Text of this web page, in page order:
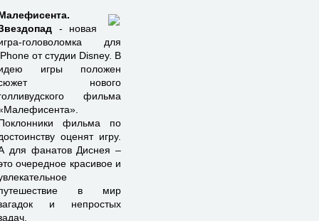
- новая
головоломка для
от студии Disney. В
игры положен
нового
фильма
фильма по
оценят игру.
для фанатов Диснея –
очередное красивое и
в мир
и непростых